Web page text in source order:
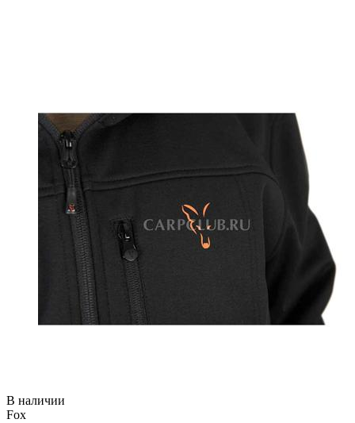
В наличии
Fox